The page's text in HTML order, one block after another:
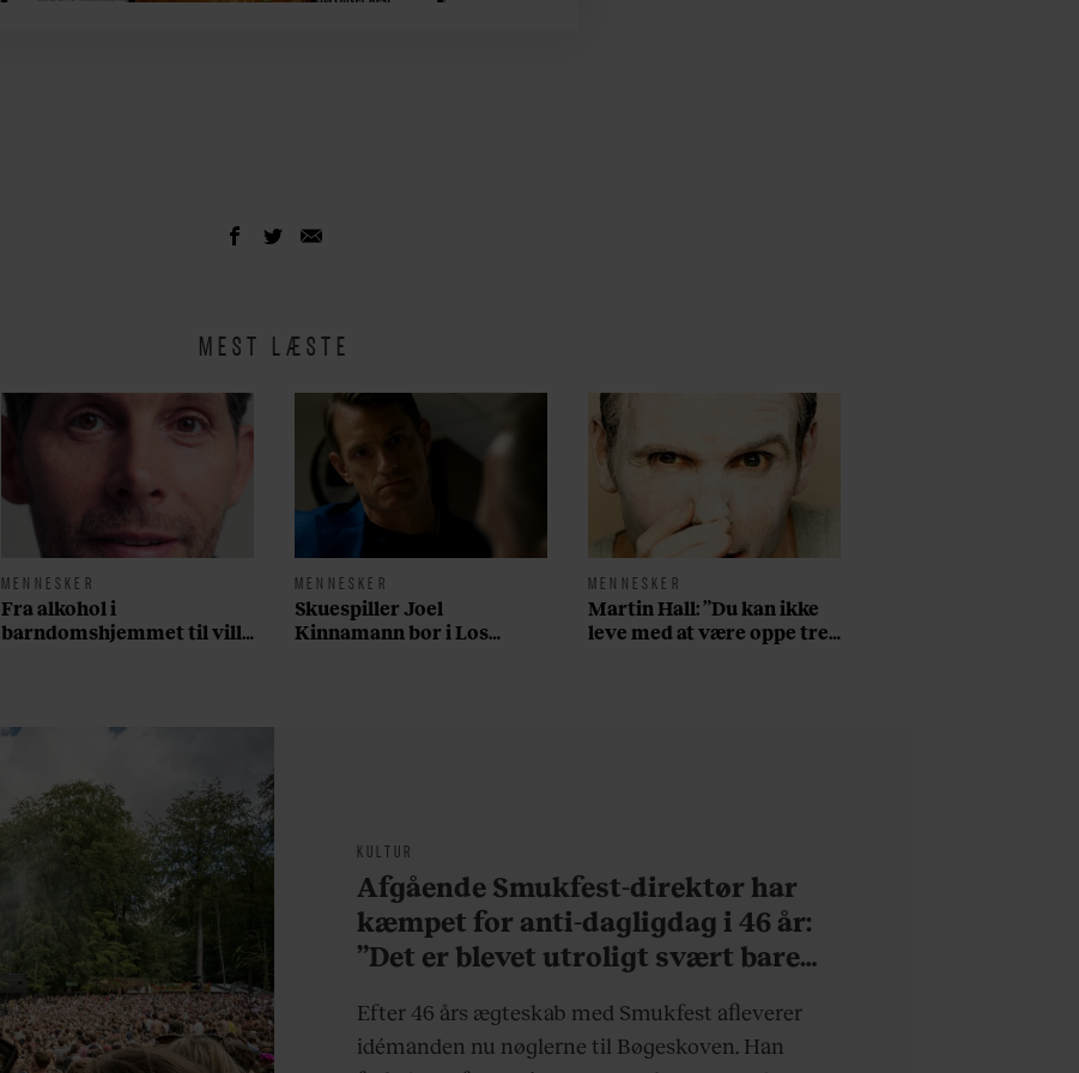
MEST LÆSTE
MENNESKER
Fra alkohol i
barndomshjemmet til villa
MENNESKER
Skuespiller Joel
Kinnamann bor i Los
MENNESKER
Martin Hall: ”Du kan ikke
leve med at være oppe tre
KULTUR
Afgående Smukfest-direktør har
kæmpet for anti-dagligdag i 46 år:
”Det er blevet utroligt svært bare
Efter 46 års ægteskab med Smukfest afleverer
idémanden nu nøglerne til Bøgeskoven. Han